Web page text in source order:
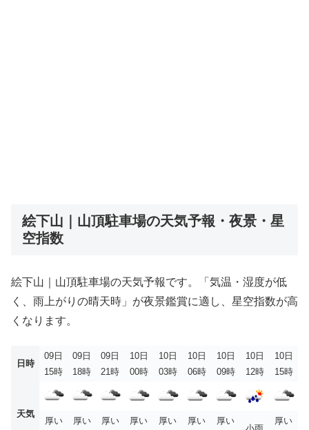
絵下山｜山頂駐車場の天気予報・夜景・星
空指数
絵下山｜山頂駐車場の天気予報です。「気温・湿度が低
く、雨上がりの晴天時」が夜景鑑賞に適し、星空指数が高
くなります。
日時
09日
15時
09日
18時
09日
21時
10日
00時
10日
03時
10日
06時
10日
09時
10日
12時
10日
15時
天気
厚い 厚い 厚い 厚い 厚い 厚い 厚い 厚い